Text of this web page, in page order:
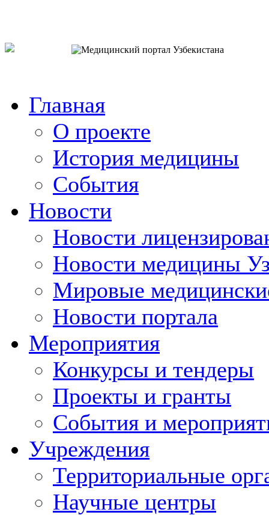
Главная
О проекте
История медицины
События
Новости
Новости
Новости медицины
Мировые
Новости портала
Мероприятия
Конкурсы и тендеры
Проекты и гранты
События и
Учреждения
Территориальные
Научные центры